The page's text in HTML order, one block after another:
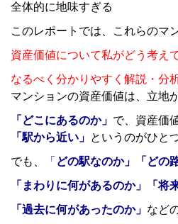
全体的に地味すぎる
このレポートでは、これらのマ
資産価値について私がどう考え
なるべく分かりやすく解説・分
マンションの資産価値は、立地
「どこにあるのか」 で、資産価
「駅から近い」 というのがひと
でも、
「 どの駅なのか」「どの
「まわりに何があるのか」「将
「過去に何があったのか」 など